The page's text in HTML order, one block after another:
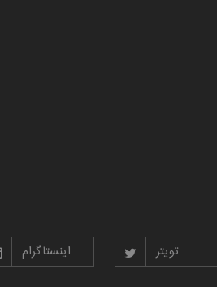
تویتر اینستاگرام